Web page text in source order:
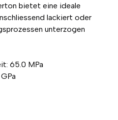
bietet eine ideale
lackiert oder
unterzogen
65.0 MPa